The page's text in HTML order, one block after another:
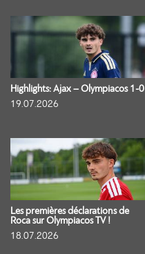
Highlights: Ajax – Olympiacos 1-0
19.07.2026
Les premières déclarations de
Roca sur Olympiacos TV !
18.07.2026